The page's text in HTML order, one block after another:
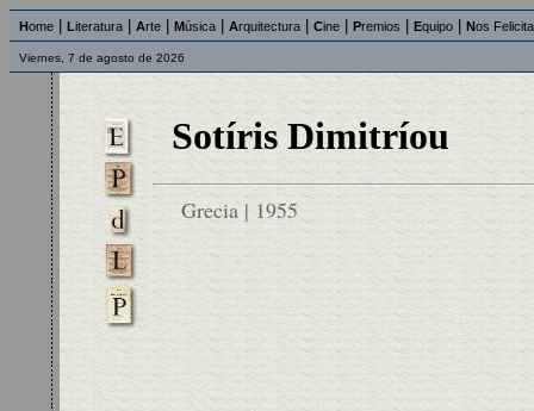
Home Literatura Arte Música Arquitectura Cine Premios Equipo Nos
Viernes, 7 de agosto de 2026
Sotíris Dimitríou
Grecia | 1955